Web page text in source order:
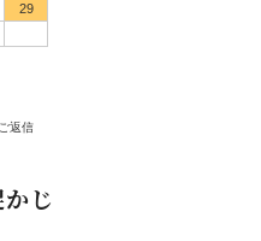
29
返信
じ